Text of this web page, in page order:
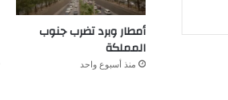
أمطار وبرد تضرب جنوب
المملكة
منذ أسبوع واحد